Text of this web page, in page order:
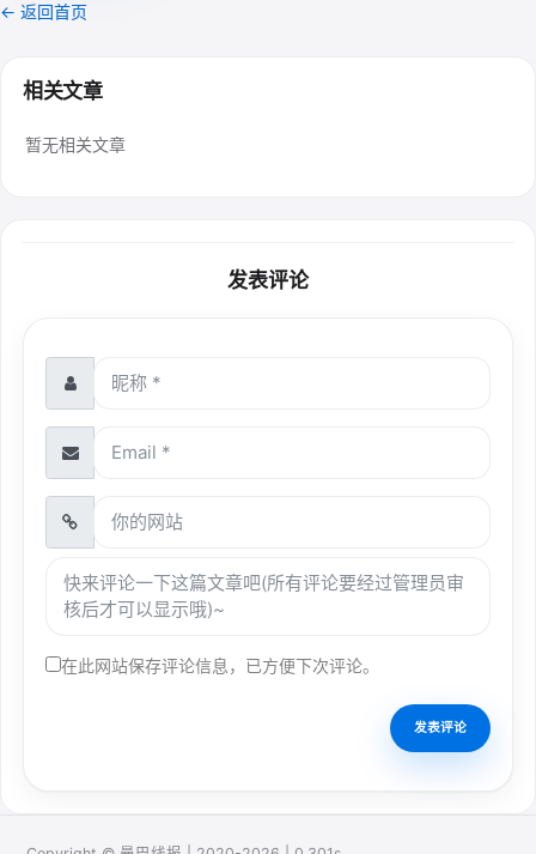
← 返回首页
相关文章
暂无相关文章
发表评论
在此网站保存评论信息，已方便下次评论。